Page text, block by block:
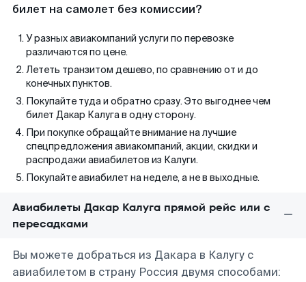
билет на самолет без комиссии?
У разных авиакомпаний услуги по перевозке
различаются по цене.
Лететь транзитом дешево, по сравнению от и до
конечных пунктов.
Покупайте туда и обратно сразу. Это выгоднее чем
билет Дакар Калуга в одну сторону.
При покупке обращайте внимание на лучшие
спецпредложения авиакомпаний, акции, скидки и
распродажи авиабилетов из Калуги.
Покупайте авиабилет на неделе, а не в выходные.
Авиабилеты Дакар Калуга прямой рейс или с
пересадками
Вы можете добраться из Дакара в Калугу с
авиабилетом в страну Россия двумя способами: